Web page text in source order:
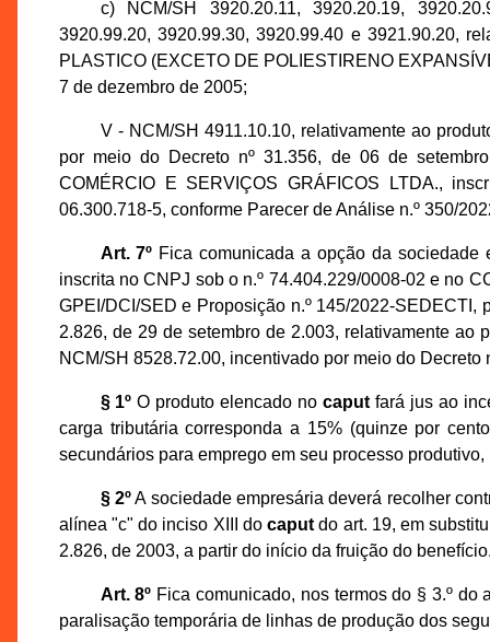
c) NCM/SH 3920.20.11, 3920.20.19,
3920.99.20, 3920.99.30, 3920.99.40 e 3921.90.20,
PLASTICO (EXCETO DE POLIESTIRENO
7 de dezembro de 2005;
V - NCM/SH 4911.10.10, relativamente ao
por meio do Decreto nº 31.356, de 06 de
COMÉRCIO E SERVIÇOS GRÁFICOS LTDA.,
06.300.718-5, conforme Parecer de Análise n.º 350/
Art. 7º Fica comunicada a opção da sociedade
inscrita no CNPJ sob o n.º 74.404.229/0008-02 e no
GPEI/DCI/SED e Proposição n.º 145/2022-
2.826, de 29 de setembro de 2.003, relativamente ao
NCM/SH 8528.72.00, incentivado por meio do Decreto
§ 1º O produto elencado no caputfará jus ao
carga tributária corresponda a 15% (quinze por
secundários para emprego em seu processo
§ 2ºA sociedade empresária deverá recolher
alínea "c" do inciso XIII docaput do art. 19, em
2.826, de 2003, a partir do início da fruição do
Art. 8º Fica comunicado, nos termos do § 3.º do
paralisação temporária de linhas de produção dos